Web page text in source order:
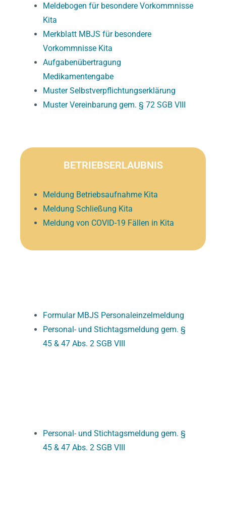
Meldebogen für besondere Vorkommnisse
Kita
Merkblatt MBJS für besondere
Vorkommnisse Kita
Aufgabenübertragung
Medikamentengabe
Muster Selbstverpflichtungserklärung
Muster Vereinbarung gem. § 72 SGB VIII
BETRIEBSERLAUBNIS
Meldung Betriebsaufnahme Kita
Meldung Schließung Kita
Meldung von COVID-19 Fällen in Kita
Formular MBJS Personaleinzelmeldung
Personal- und Stichtagsmeldung gem. §
45 & 47 Abs. 2 SGB VIII
Personal- und Stichtagsmeldung gem. §
45 & 47 Abs. 2 SGB VIII